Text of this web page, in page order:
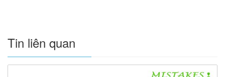
Tin liên quan